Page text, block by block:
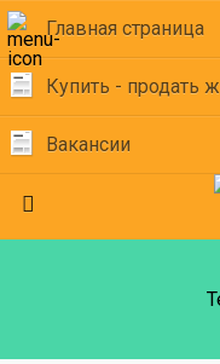
Главная страница
Купить - продать
Вакансии